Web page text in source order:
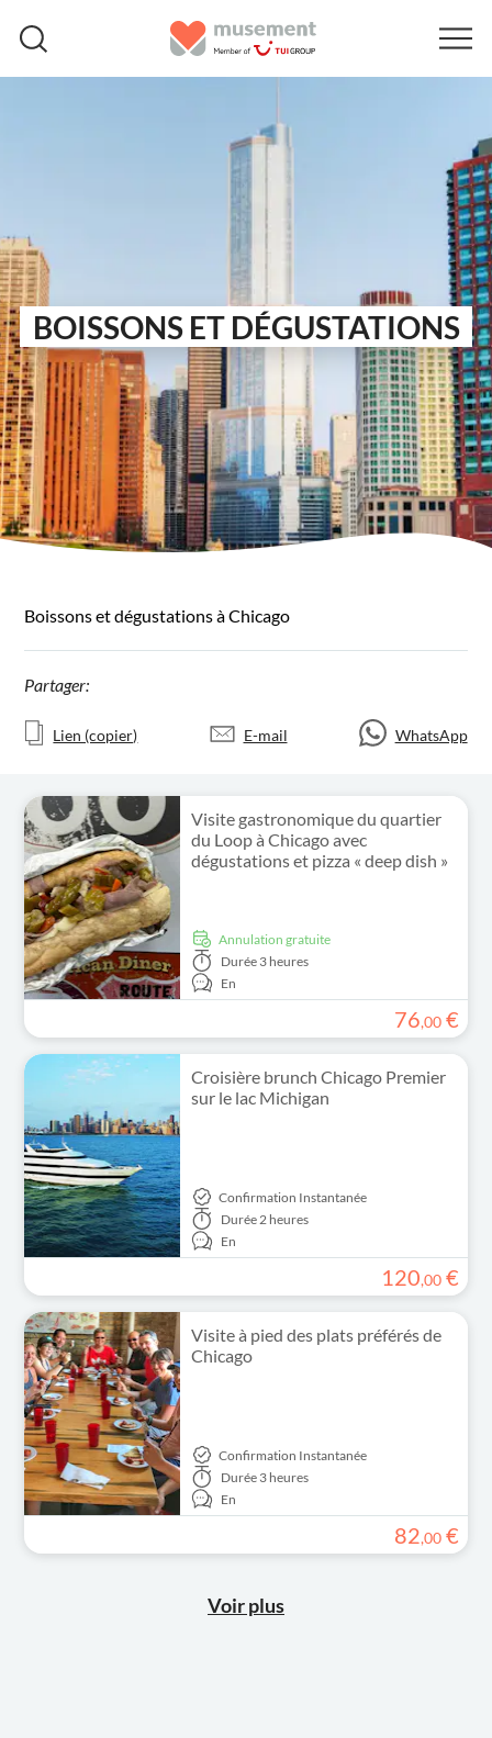
BOISSONS ET DÉGUSTATIONS
Boissons et dégustations à Chicago
Partager:
Lien (copier) E-mail WhatsApp
Visite gastronomique du quartier
du Loop à Chicago avec
dégustations et pizza « deep dish »
Annulation gratuite
Durée 3 heures
En
76,00 €
Croisière brunch Chicago Premier
sur le lac Michigan
Confirmation Instantanée
Durée 2 heures
En
120,00 €
Visite à pied des plats préférés de
Chicago
Confirmation Instantanée
Durée 3 heures
En
82,00 €
Voir plus